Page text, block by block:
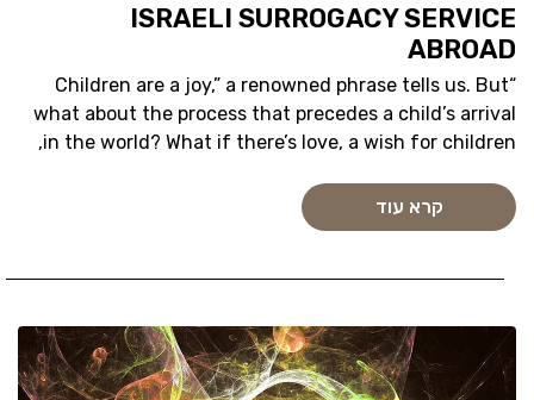
ISRAELI SURROGACY SERVICE
ABROAD
“Children are a joy,” a renowned phrase tells us. But
what about the process that precedes a child’s arrival
in the world? What if there’s love, a wish for children,
קרא עוד